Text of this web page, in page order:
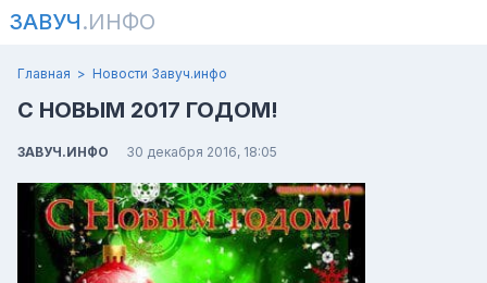
ЗАВУЧ.ИНФО
Главная Новости Завуч.инфо
С НОВЫМ 2017 ГОДОМ!
ЗАВУЧ.ИНФО 30 декабря 2016, 18:05